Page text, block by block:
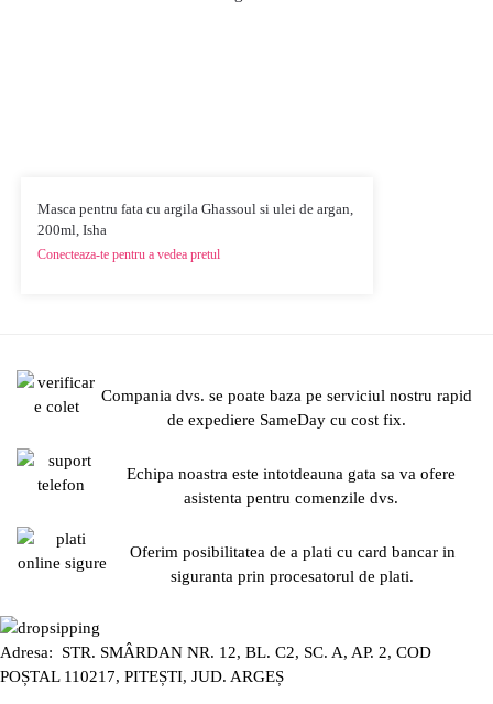
Masca pentru fata cu argila Ghassoul si ulei de argan,
200ml, Isha
Conecteaza-te pentru a vedea pretul
Compania dvs. se poate baza pe serviciul nostru rapid
de expediere SameDay cu cost fix.
Echipa noastra este intotdeauna gata sa va ofere
asistenta pentru comenzile dvs.
Oferim posibilitatea de a plati cu card bancar in
siguranta prin procesatorul de plati.
Adresa: STR. SMÂRDAN NR. 12, BL. C2, SC. A, AP. 2, COD
POȘTAL 110217, PITEȘTI, JUD. ARGEȘ